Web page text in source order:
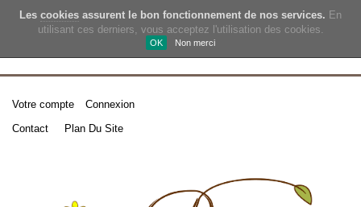
Les cookies assurent le bon fonctionnement de nos services. En
utilisant ces derniers, vous acceptez l'utilisation des cookies.
OK Non merci
Votre compte
Connexion
Contact
Plan Du Site